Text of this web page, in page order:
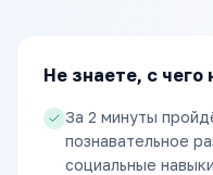
Не знаете, с чего
За 2 минуты
познавательное
социальные